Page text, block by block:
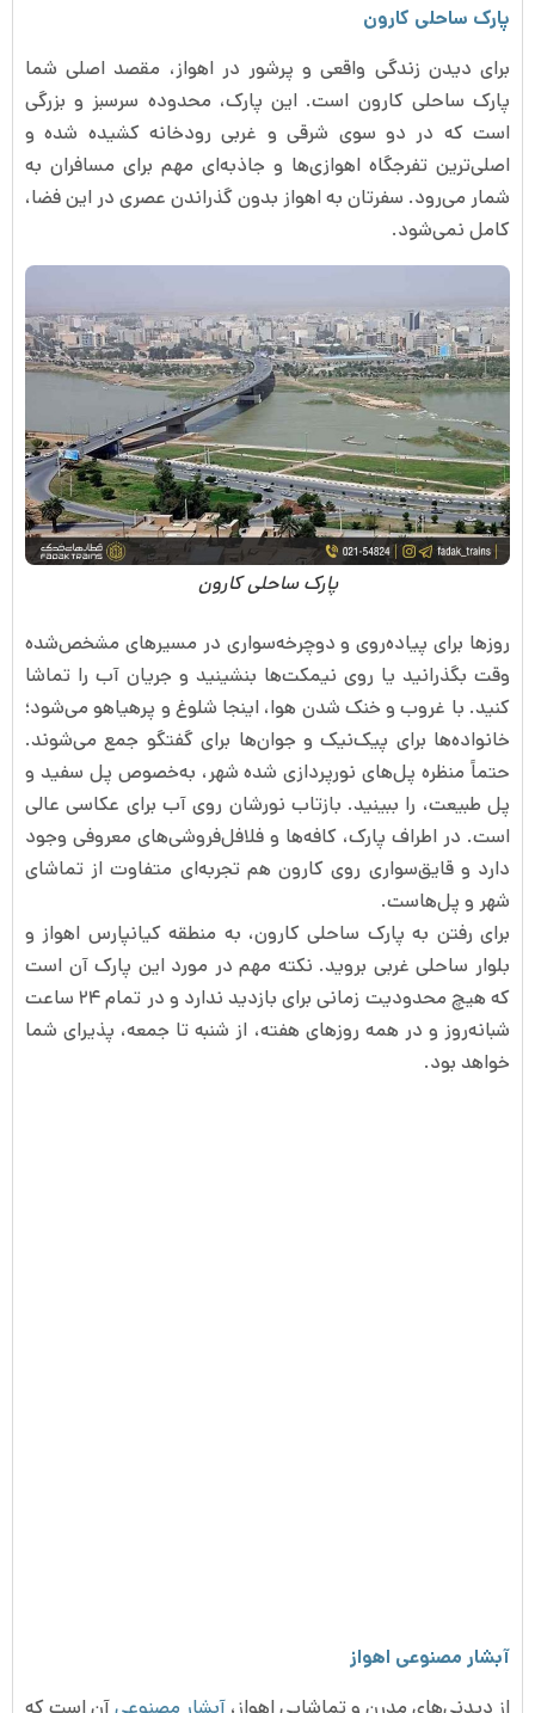
پارک ساحلی کارون
برای دیدن زندگی واقعی و پرشور در اهواز، مقصد اصلی شما
پارک ساحلی کارون است. این پارک، محدوده سرسبز و بزرگی
است که در دو سوی شرقی و غربی رودخانه کشیده شده و
اصلی‌ترین تفرجگاه اهوازی‌ها و جاذبه‌ای مهم برای مسافران به
شمار می‌رود. سفرتان به اهواز بدون گذراندن عصری در این فضا،
کامل نمی‌شود.
پارک ساحلی کارون
روزها برای پیاده‌روی و دوچرخه‌سواری در مسیرهای مشخص‌شده
وقت بگذرانید یا روی نیمکت‌ها بنشینید و جریان آب را تماشا
کنید. با غروب و خنک شدن هوا، اینجا شلوغ و پرهیاهو می‌شود؛
خانواده‌ها برای پیک‌نیک و جوان‌ها برای گفتگو جمع می‌شوند.
حتماً منظره پل‌های نورپردازی شده شهر، به‌خصوص پل سفید و
پل طبیعت، را ببینید. بازتاب نورشان روی آب برای عکاسی عالی
است. در اطراف پارک، کافه‌ها و فلافل‌فروشی‌های معروفی وجود
دارد و قایق‌سواری روی کارون هم تجربه‌ای متفاوت از تماشای
شهر و پل‌هاست.
برای رفتن به پارک ساحلی کارون، به منطقه کیانپارس اهواز و
بلوار ساحلی غربی بروید. نکته مهم در مورد این پارک آن است
که هیچ محدودیت زمانی برای بازدید ندارد و در تمام ۲۴ ساعت
شبانه‌روز و در همه روزهای هفته، از شنبه تا جمعه، پذیرای شما
خواهد بود.
آبشار مصنوعی اهواز